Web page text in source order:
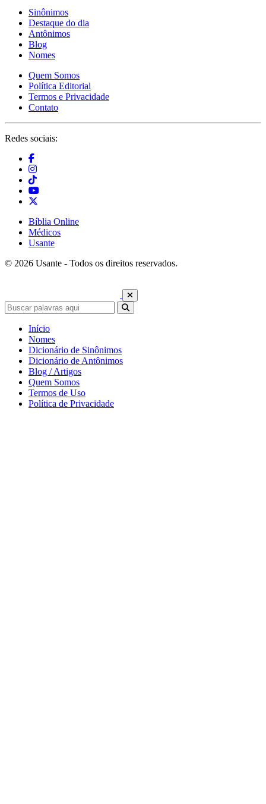
Sinônimos
Destaque do dia
Antônimos
Blog
Nomes
Quem Somos
Política Editorial
Termos e Privacidade
Contato
Redes sociais:
Bíblia Online
Médicos
Usante
© 2026 Usante - Todos os direitos reservados.
Início
Nomes
Dicionário de Sinônimos
Dicionário de Antônimos
Blog / Artigos
Quem Somos
Termos de Uso
Política de Privacidade